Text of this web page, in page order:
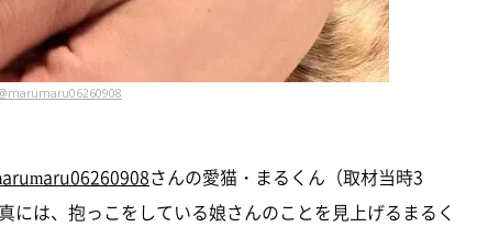
さんの愛猫・まるくん（取材当時3
には、抱っこをしている娘さんのことを見上げるまるく